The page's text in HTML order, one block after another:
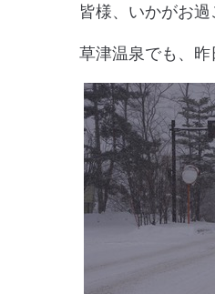
皆様、いかがお
草津温泉でも、昨